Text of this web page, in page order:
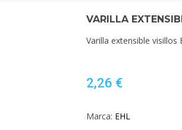
VARILLA
Varilla extensible visillos
2,26 €
Marca: EHL